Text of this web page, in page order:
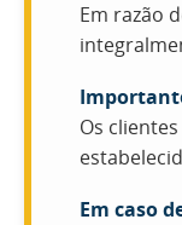
Em razão
Os
Em caso